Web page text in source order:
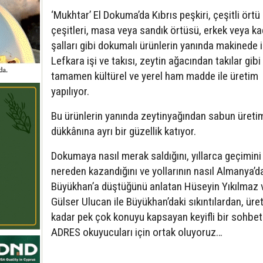
‘Mukhtar’ El Dokuma’da Kıbrıs peşkiri, çeşitli örtü
çeşitleri, masa veya sandık örtüsü, erkek veya
şalları gibi dokumalı ürünlerin yanında makinede
Lefkara işi ve takısı, zeytin ağacından takılar gibi
tamamen kültürel ve yerel ham madde ile üretim
yapılıyor.
Bu ürünlerin yanında zeytinyağından sabun
dükkânına ayrı bir güzellik katıyor.
Dokumaya nasıl merak saldığını, yıllarca geçimini
nereden kazandığını ve yollarının nasıl
Büyükhan’a düştüğünü anlatan Hüseyin Yıkılmaz
Gülser Ulucan ile Büyükhan’daki sıkıntılardan,
kadar pek çok konuyu kapsayan keyifli bir
ADRES okuyucuları için ortak oluyoruz…